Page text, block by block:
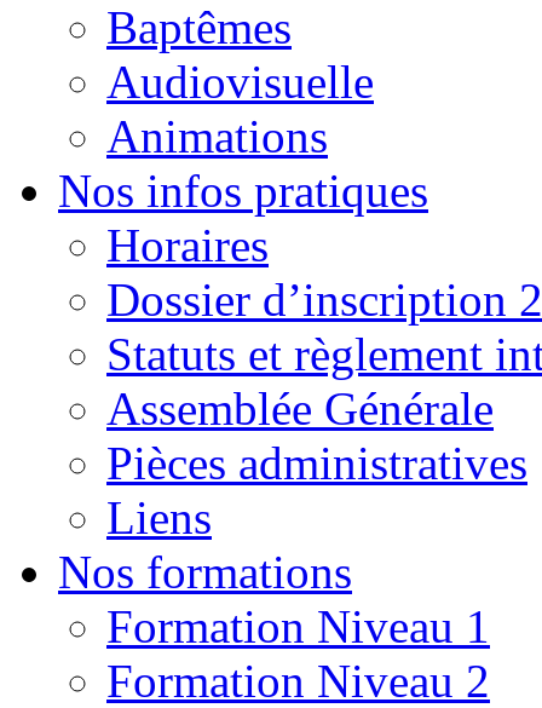
Baptêmes
Audiovisuelle
Animations
Nos infos pratiques
Horaires
Dossier d’inscription
Statuts et règlement
Assemblée Générale
Pièces administratives
Liens
Nos formations
Formation Niveau 1
Formation Niveau 2